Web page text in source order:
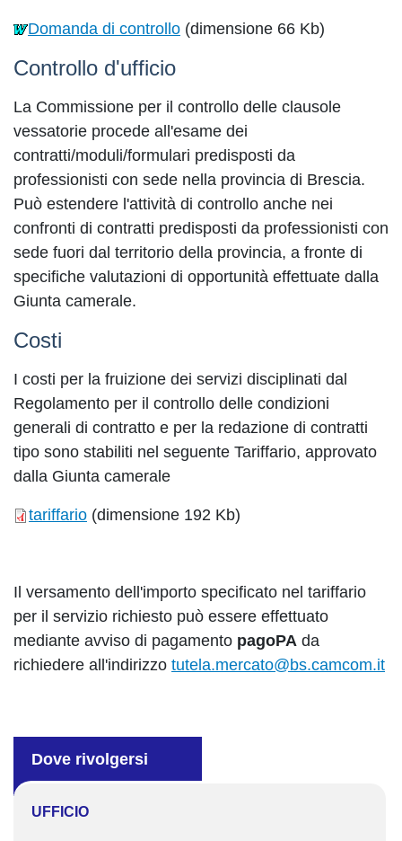
Domanda di controllo (dimensione 66 Kb)
Controllo d'ufficio
La Commissione per il controllo delle clausole
vessatorie procede all'esame dei
contratti/moduli/formulari predisposti da
professionisti con sede nella provincia di Brescia.
Può estendere l'attività di controllo anche nei
confronti di contratti predisposti da professionisti con
sede fuori dal territorio della provincia, a fronte di
specifiche valutazioni di opportunità effettuate dalla
Giunta camerale.
Costi
I costi per la fruizione dei servizi disciplinati dal
Regolamento per il controllo delle condizioni
generali di contratto e per la redazione di contratti
tipo sono stabiliti nel seguente Tariffario, approvato
dalla Giunta camerale
tariffario (dimensione 192 Kb)
Il versamento dell'importo specificato nel tariffario
per il servizio richiesto può essere effettuato
mediante avviso di pagamento pagoPA da
richiedere all'indirizzo tutela.mercato@bs.camcom.it
Dove rivolgersi
UFFICIO